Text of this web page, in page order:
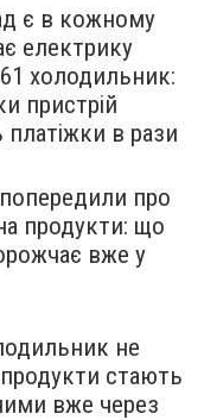
є в кожному
електрику
холодильник:
пристрій
платіжки в рази
попередили про
продукти: що
вже у
не
продукти стають
вже через